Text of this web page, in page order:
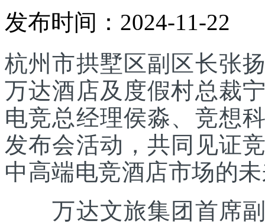
发布时间：2024-11-22
杭州市拱墅区副区长张
万达酒店及度假村总裁
电竞总经理侯淼、竞想
发布会活动，共同见证
中高端电竞酒店市场的
万达文旅集团首席副